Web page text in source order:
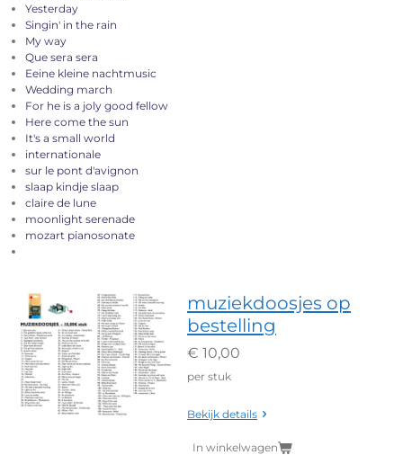
Yesterday
Singin' in the rain
My way
Que sera sera
Eeine kleine nachtmusic
Wedding march
For he is a joly good fellow
Here come the sun
It's a small world
internationale
sur le pont d'avignon
slaap kindje slaap
claire de lune
moonlight serenade
mozart pianosonate
muziekdoosjes op
bestelling
€ 10,00
per stuk
Bekijk details
In winkelwagen